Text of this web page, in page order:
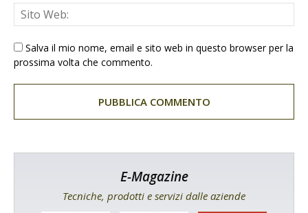
Salva il mio nome, email e sito web in questo browser per la
prossima volta che commento.
E-Magazine
Tecniche, prodotti e servizi dalle aziende